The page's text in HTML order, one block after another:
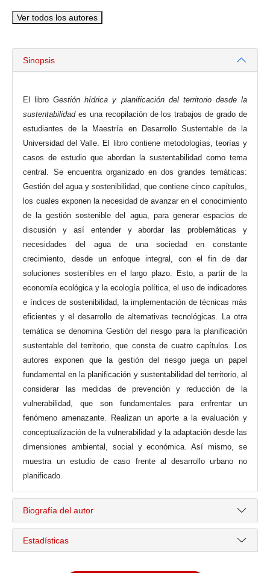
Ver todos los autores
Sinopsis
El libroGestión hídrica y planificación del territorio desde la
sustentabilidades una recopilación de los trabajos de grado de
estudiantes de la Maestría en Desarrollo Sustentable de la
Universidad del Valle. El libro contiene metodologías, teorías y
casos de estudio que abordan la sustentabilidad como tema
central. Se encuentra organizado en dos grandes temáticas:
Gestión del agua y sostenibilidad, que contiene cinco capítulos,
los cuales exponen la necesidad de avanzar en el conocimiento
de la gestión sostenible del agua, para generar espacios de
discusión y así entender y abordar las problemáticas y
necesidades del agua de una sociedad en constante
crecimiento, desde un enfoque integral, con el fin de dar
soluciones sostenibles en el largo plazo. Esto, a partir de la
economía ecológica y la ecología política, el uso de indicadores
e índices de sostenibilidad, la implementación de técnicas más
eficientes y el desarrollo de alternativas tecnológicas. La otra
temática se denomina Gestión del riesgo para la planificación
sustentable del territorio, que consta de cuatro capítulos. Los
autores exponen que la gestión del riesgo juega un papel
fundamental en la planificación y sustentabilidad del territorio, al
considerar las medidas de prevención y reducción de la
vulnerabilidad, que son fundamentales para enfrentar un
fenómeno amenazante. Realizan un aporte a la evaluación y
conceptualización de la vulnerabilidad y la adaptación desde las
dimensiones ambiental, social y económica. Así mismo, se
muestra un estudio de caso frente al desarrollo urbano no
planificado.
Biografía del autor
Estadísticas